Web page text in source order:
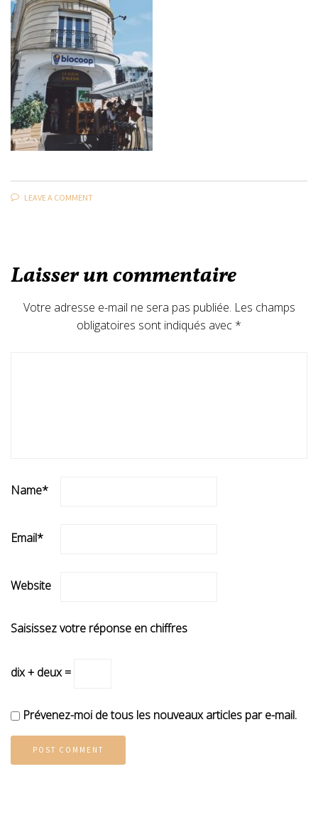
LEAVE A COMMENT
Laisser un commentaire
Votre adresse e-mail ne sera pas publiée. Les champs
obligatoires sont indiqués avec *
Name*
Email*
Website
Saisissez votre réponse en chiffres
dix + deux =
Prévenez-moi de tous les nouveaux articles par e-mail.